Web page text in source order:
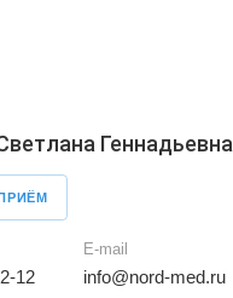
Геннадьевна
12
E-mail
info@nord-med.ru